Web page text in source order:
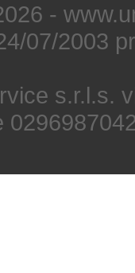
-
07/2003
s.r.l.s.